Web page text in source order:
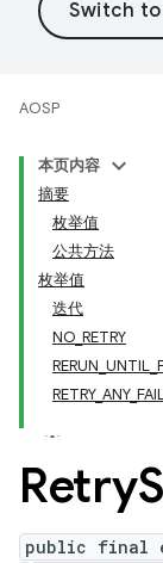
AOSP
本页内容
摘要
枚举值
公共方法
枚举值
迭代
NO_RETRY
Retry
public final